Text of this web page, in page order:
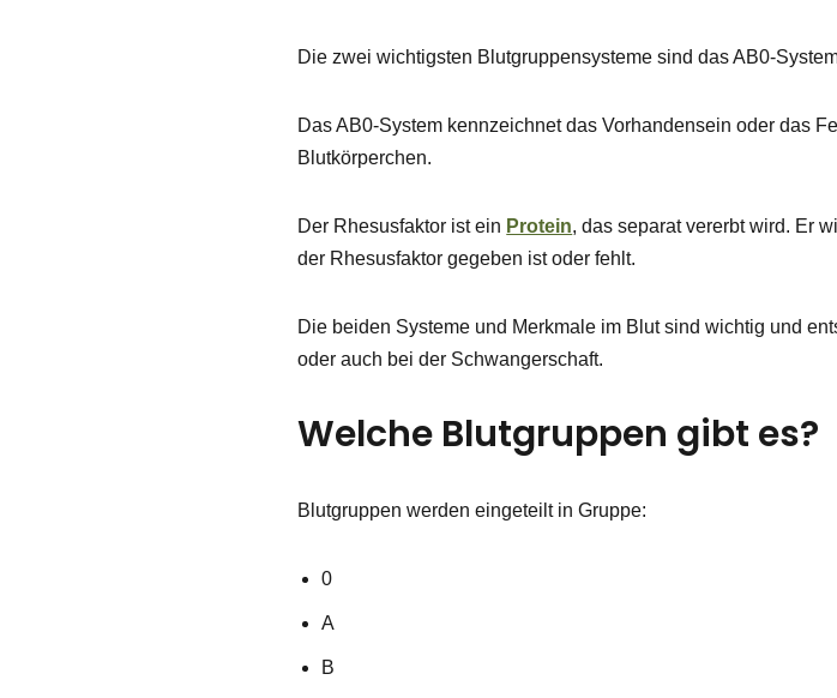
Die zwei wichtigsten Blutgruppensysteme sind das AB0-
Das AB0-System kennzeichnet das Vorhandensein oder das
Blutkörperchen.
Der Rhesusfaktor ist ein Protein, das separat vererbt wird. Er
der Rhesusfaktor gegeben ist oder fehlt.
Die beiden Systeme und Merkmale im Blut sind wichtig und
oder auch bei der Schwangerschaft.
Welche Blutgruppen gibt es?
Blutgruppen werden eingeteilt in Gruppe:
0
A
B